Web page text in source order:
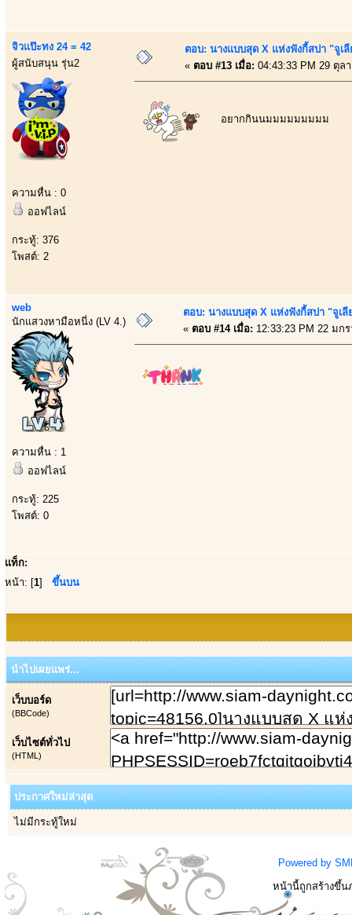
จิวแป๊ะทง 24 = 42
ผู้สนับสนุน รุ่น2
ความหื่น : 0
ออฟไลน์
กระทู้: 376
โพสต์: 2
ตอบ: นางแบบสุด X แห่งฟังกี้สปา "จูเ
« ตอบ #13 เมื่อ: 04:43:33 PM 29 ตุล
อยากกินนมมมมมมมมม
web
นักแสวงหามือหนี่ง (LV 4.)
ความหื่น : 1
ออฟไลน์
กระทู้: 225
โพสต์: 0
ตอบ: นางแบบสุด X แห่งฟังกี้สปา "จูเลี
« ตอบ #14 เมื่อ: 12:33:23 PM 22 มก
แท็ก:
หน้า: [1] ขึ้นบน
นำไปเผยแพร่...
เว็บบอร์ด
(BBCode)
เว็บไซต์ทั่วไป
(HTML)
ประกาศใหม่ล่าสุด
ไม่มีกระทู้ใหม่
Powered by
หน้านี้ถูกสร้างขึ้น